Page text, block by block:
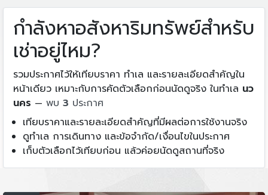
กำลังหาอสังหาริมทรัพย์สำหรับ
เช่าอยู่ไหม?
รวมประกาศไว้ให้เทียบราคา ทำเล และรายละเอียดสำคัญใน
หน้าเดียว เหมาะกับการคัดตัวเลือกก่อนนัดดูจริง ในทำเล นว
นคร — พบ 3 ประกาศ
เทียบราคาและรายละเอียดสำคัญที่มีผลต่อการใช้งานจริง
ดูทำเล การเดินทาง และข้อจำกัด/เงื่อนไขในประกาศ
เก็บตัวเลือกไว้เทียบก่อน แล้วค่อยนัดดูสถานที่จริง